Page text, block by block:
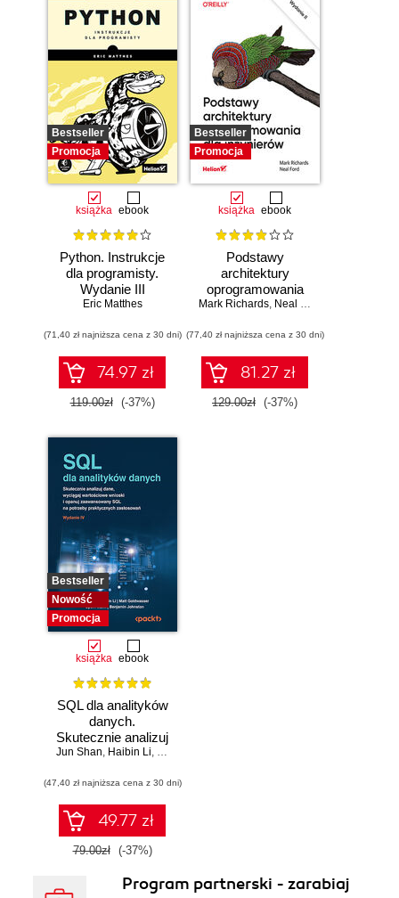
Bestseller
Promocja
książka ebook
Python. Instrukcje
dla programisty.
Wydanie III
Eric Matthes
(71,40 zł najniższa cena z 30 dni)
74.97 zł
119.00zł (-37%)
Bestseller
Promocja
książka ebook
Podstawy
architektury
oprogramowania
dla inżynierów.
Mark Richards, Neal Ford
(77,40 zł najniższa cena z 30 dni)
81.27 zł
129.00zł (-37%)
Bestseller
Nowość
Promocja
książka ebook
SQL dla analityków
danych.
Skutecznie analizuj
dane, wyciągaj
wnioski i opanuj
zaawansowany
SQL na potrzeby
praktycznych
zastosowań.
Jun Shan, Haibin Li, Matt Goldwasser
(47,40 zł najniższa cena z 30 dni)
49.77 zł
79.00zł (-37%)
Program partnerski - zarabiaj